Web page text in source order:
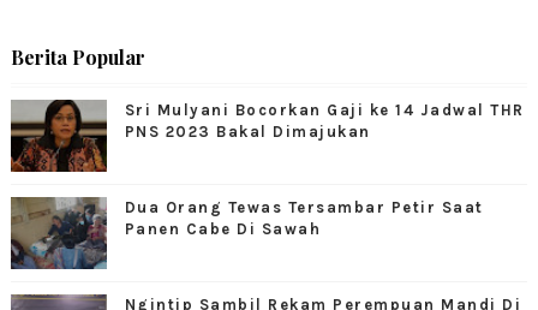
Berita Popular
Sri Mulyani Bocorkan Gaji ke 14 Jadwal THR
PNS 2023 Bakal Dimajukan
Dua Orang Tewas Tersambar Petir Saat
Panen Cabe Di Sawah
Ngintip Sambil Rekam Perempuan Mandi Di